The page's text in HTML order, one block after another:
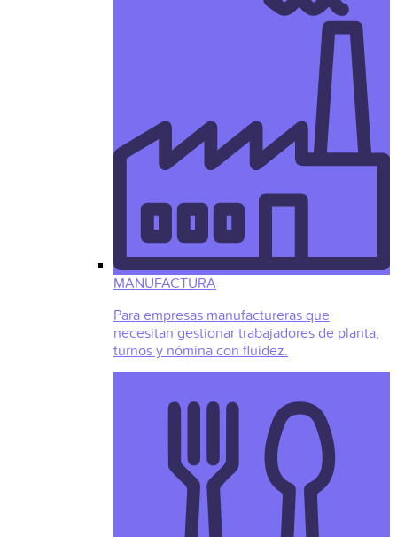
MANUFACTURA
Para empresas manufactureras que
necesitan gestionar trabajadores de planta,
turnos y nómina con fluidez.